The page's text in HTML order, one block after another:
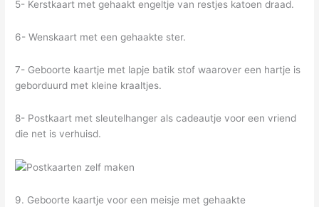
5- Kerstkaart met gehaakt engeltje van restjes katoen draad.
6- Wenskaart met een gehaakte ster.
7- Geboorte kaartje met lapje batik stof waarover een hartje is
geborduurd met kleine kraaltjes.
8- Postkaart met sleutelhanger als cadeautje voor een vriend
die net is verhuisd.
9. Geboorte kaartje voor een meisje met gehaakte